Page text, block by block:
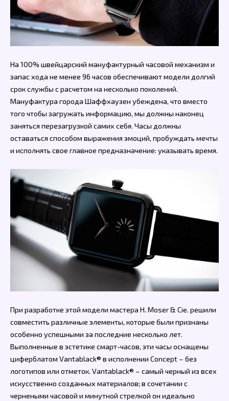
На 100% швейцарский мануфактурный часовой механизм и
запас хода не менее 96 часов обеспечивают модели долгий
срок службы с расчетом на несколько поколений.
Мануфактура города Шаффхаузен убеждена, что вместо
того чтобы загружать информацию, мы должны наконец
заняться перезагрузкой самих себя. Часы должны
оставаться способом выражения эмоций, пробуждать мечты
и исполнять свое главное предназначение: указывать время.
При разработке этой модели мастера H. Moser & Cie. решили
совместить различные элементы, которые были признаны
особенно успешными за последние несколько лет.
Выполненные в эстетике смарт-часов, эти часы оснащены
циферблатом Vantablack® в исполнении Concept – без
логотипов или отметок. Vantablack® – самый черный из всех
искусственно созданных материалов; в сочетании с
чернеными часовой и минутной стрелкой он идеально